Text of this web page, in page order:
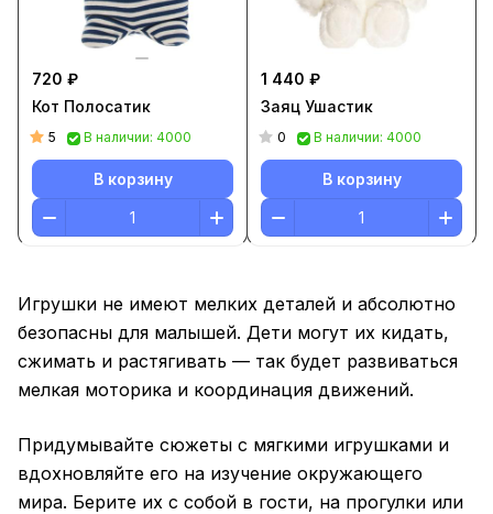
720 ₽
Кот Полосатик
5 В наличии: 4000
В корзину
1 440 ₽
Заяц Ушастик
0 В наличии: 4000
В корзину
Игрушки не имеют мелких деталей и абсолютно
безопасны для малышей. Дети могут их кидать,
сжимать и растягивать — так будет развиваться
мелкая моторика и координация движений.
Придумывайте сюжеты с мягкими игрушками и
вдохновляйте его на изучение окружающего
мира. Берите их с собой в гости, на прогулки или